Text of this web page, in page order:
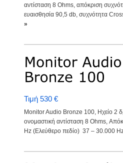
αντίσταση 8 Ohms, απόκριση
ευαισθησία 90,5 db, συχνότητα
»
Τιμή 530 €
Monitor Audio Bronze 100, Ηχείο 2
ονομαστική αντίσταση 8 Ohms,
Hz (Ελεύθερο πεδίο) 37 – 30.000